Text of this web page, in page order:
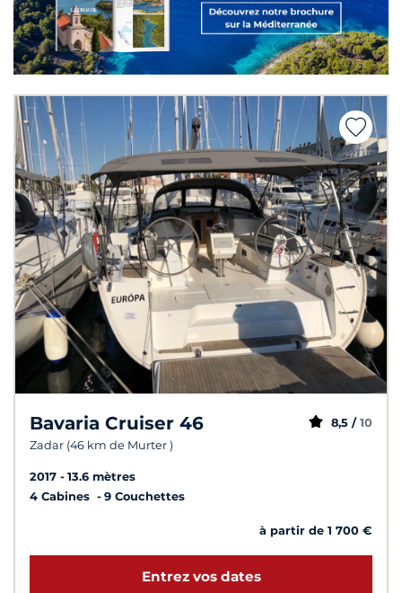
Bavaria Cruiser 46
Zadar (46 km de Murter )
8,5 / 10
2017
13.6 mètres
4 Cabines
9 Couchettes
à partir de 1 700 €
Entrez vos dates